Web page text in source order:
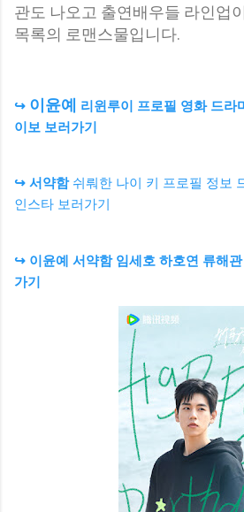
관도 나오고 출연배우들 라인업
목록의 로맨스물입니다.
↪ 이윤예 리윈루이 프로필 영화 드라
이보 보러가기
↪ 서약함 쉬뤄한 나이 키 프로필 정보
인스타 보러가기
↪ 이윤예 서약함 임세호 하호연 류해관
가기